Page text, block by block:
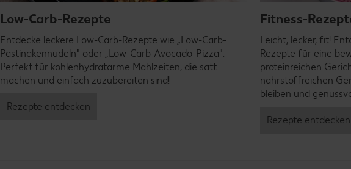
Low-Carb-Rezepte
Entdecke leckere Low-Carb-Rezepte wie „Low-Carb-
Pastinakennudeln" oder „Low-Carb-Avocado-Pizza".
Perfekt für kohlenhydratarme Mahlzeiten, die satt
machen und einfach zuzubereiten sind!
Rezepte entdecken
Fitness-
Leicht, lecker, fit!
Rezepte für eine
proteinreichen
nährstoffreichen
bleiben und
Rezepte entdecken